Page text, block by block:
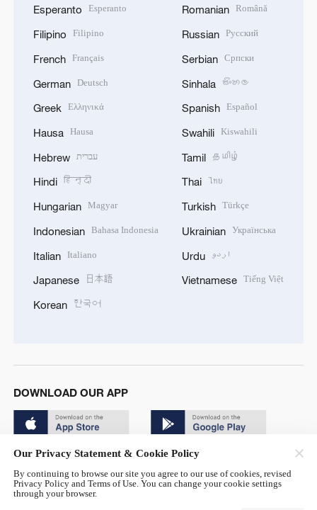
Esperanto Esperanto
Filipino Filipino
French Français
German Deutsch
Greek Ελληνικά
Hausa Hausa
Hebrew עברית
Hindi हिन्दी
Hungarian Magyar
Indonesian Bahasa Indonesia
Italian Italiano
Japanese 日本語
Korean 한국어
Romanian Română
Russian Русский
Serbian Српски
Sinhala සිංහල
Spanish Español
Swahili Kiswahili
Tamil தமிழ்
Thai ไทย
Turkish Türkçe
Ukrainian Українська
Urdu اردو
Vietnamese Tiếng Việt
DOWNLOAD OUR APP
© China Radio International.CRI. All Rights Reserved. 16A
Our Privacy Statement & Cookie Policy
By continuing to browse our site you agree to our use of cookies, revised
Privacy Policy and Terms of Use. You can change your cookie settings
through your browser.